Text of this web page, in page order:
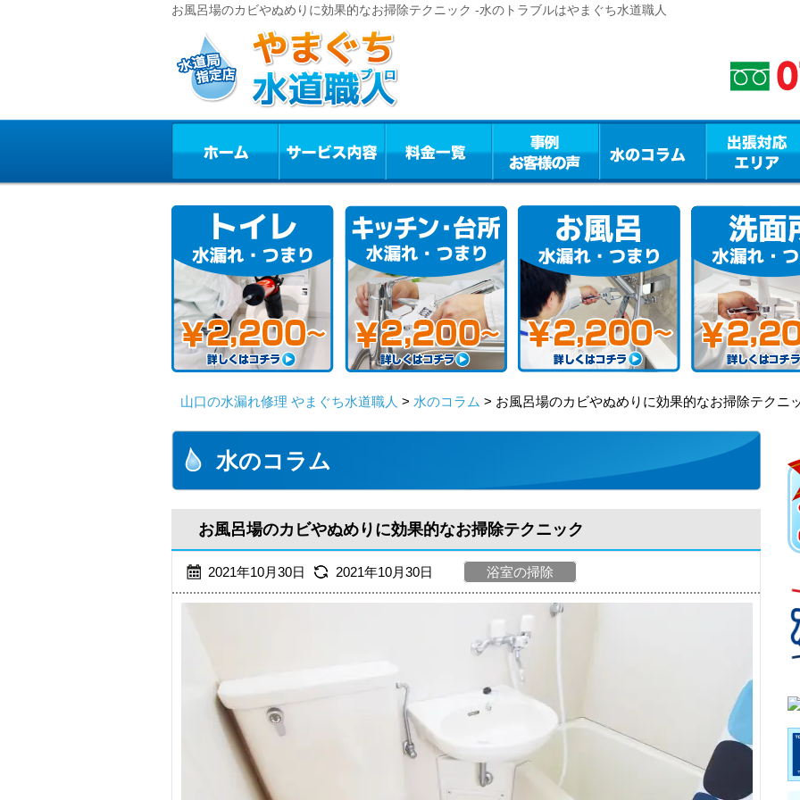
お風呂場のカビやぬめりに効果的なお掃除テクニック -水のトラブルはやまぐち水道職人
山口の水漏れ修理 やまぐち水道職人 > 水のコラム > お風呂場のカビやぬめりに効果的なお掃除テクニ
水のコラム
お風呂場のカビやぬめりに効果的なお掃除テクニック
2021年10月30日 2021年10月30日 浴室の掃除